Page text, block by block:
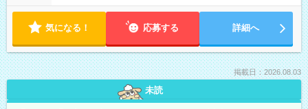
気になる！ 応募する 詳細へ
掲載日：2026.08.03
未読